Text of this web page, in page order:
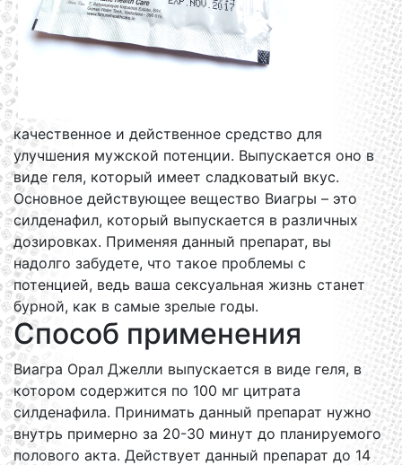
качественное и действенное средство для
улучшения мужской потенции. Выпускается оно в
виде геля, который имеет сладковатый вкус.
Основное действующее вещество Виагры – это
силденафил, который выпускается в различных
дозировках. Применяя данный препарат, вы
надолго забудете, что такое проблемы с
потенцией, ведь ваша сексуальная жизнь станет
бурной, как в самые зрелые годы.
Способ применения
Виагра Орал Джелли выпускается в виде геля, в
котором содержится по 100 мг цитрата
силденафила. Принимать данный препарат нужно
внутрь примерно за 20-30 минут до планируемого
полового акта. Действует данный препарат до 14